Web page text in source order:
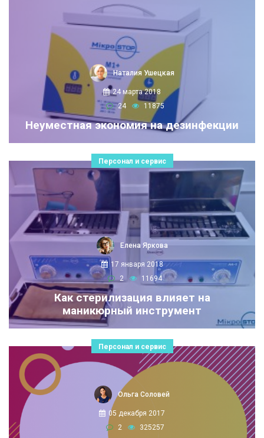
Наталия Ушецкая
24 марта 2018
24
11875
Неуместная экономия на дезинфекции
Персонал и сервис
Елена Яркова
17 января 2018
2
11694
Как стерилизация влияет на
маникюрный инструмент
Персонал и сервис
Ольга Соловей
05 декабря 2017
2
325257